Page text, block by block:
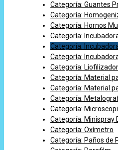
Categoría: Guantes
Categoría:
Categoría: Hornos
Categoría:
Categoría:
Categoría:
Categoría:
Categoría: Material
Categoría: Material
Categoría:
Categoría:
Categoría: Minispray
Categoría: Oxímetro
Categoría: Paños de